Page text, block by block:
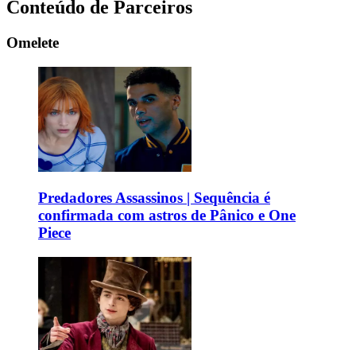
Conteúdo de Parceiros
Omelete
Predadores Assassinos | Sequência é
confirmada com astros de Pânico e One
Piece